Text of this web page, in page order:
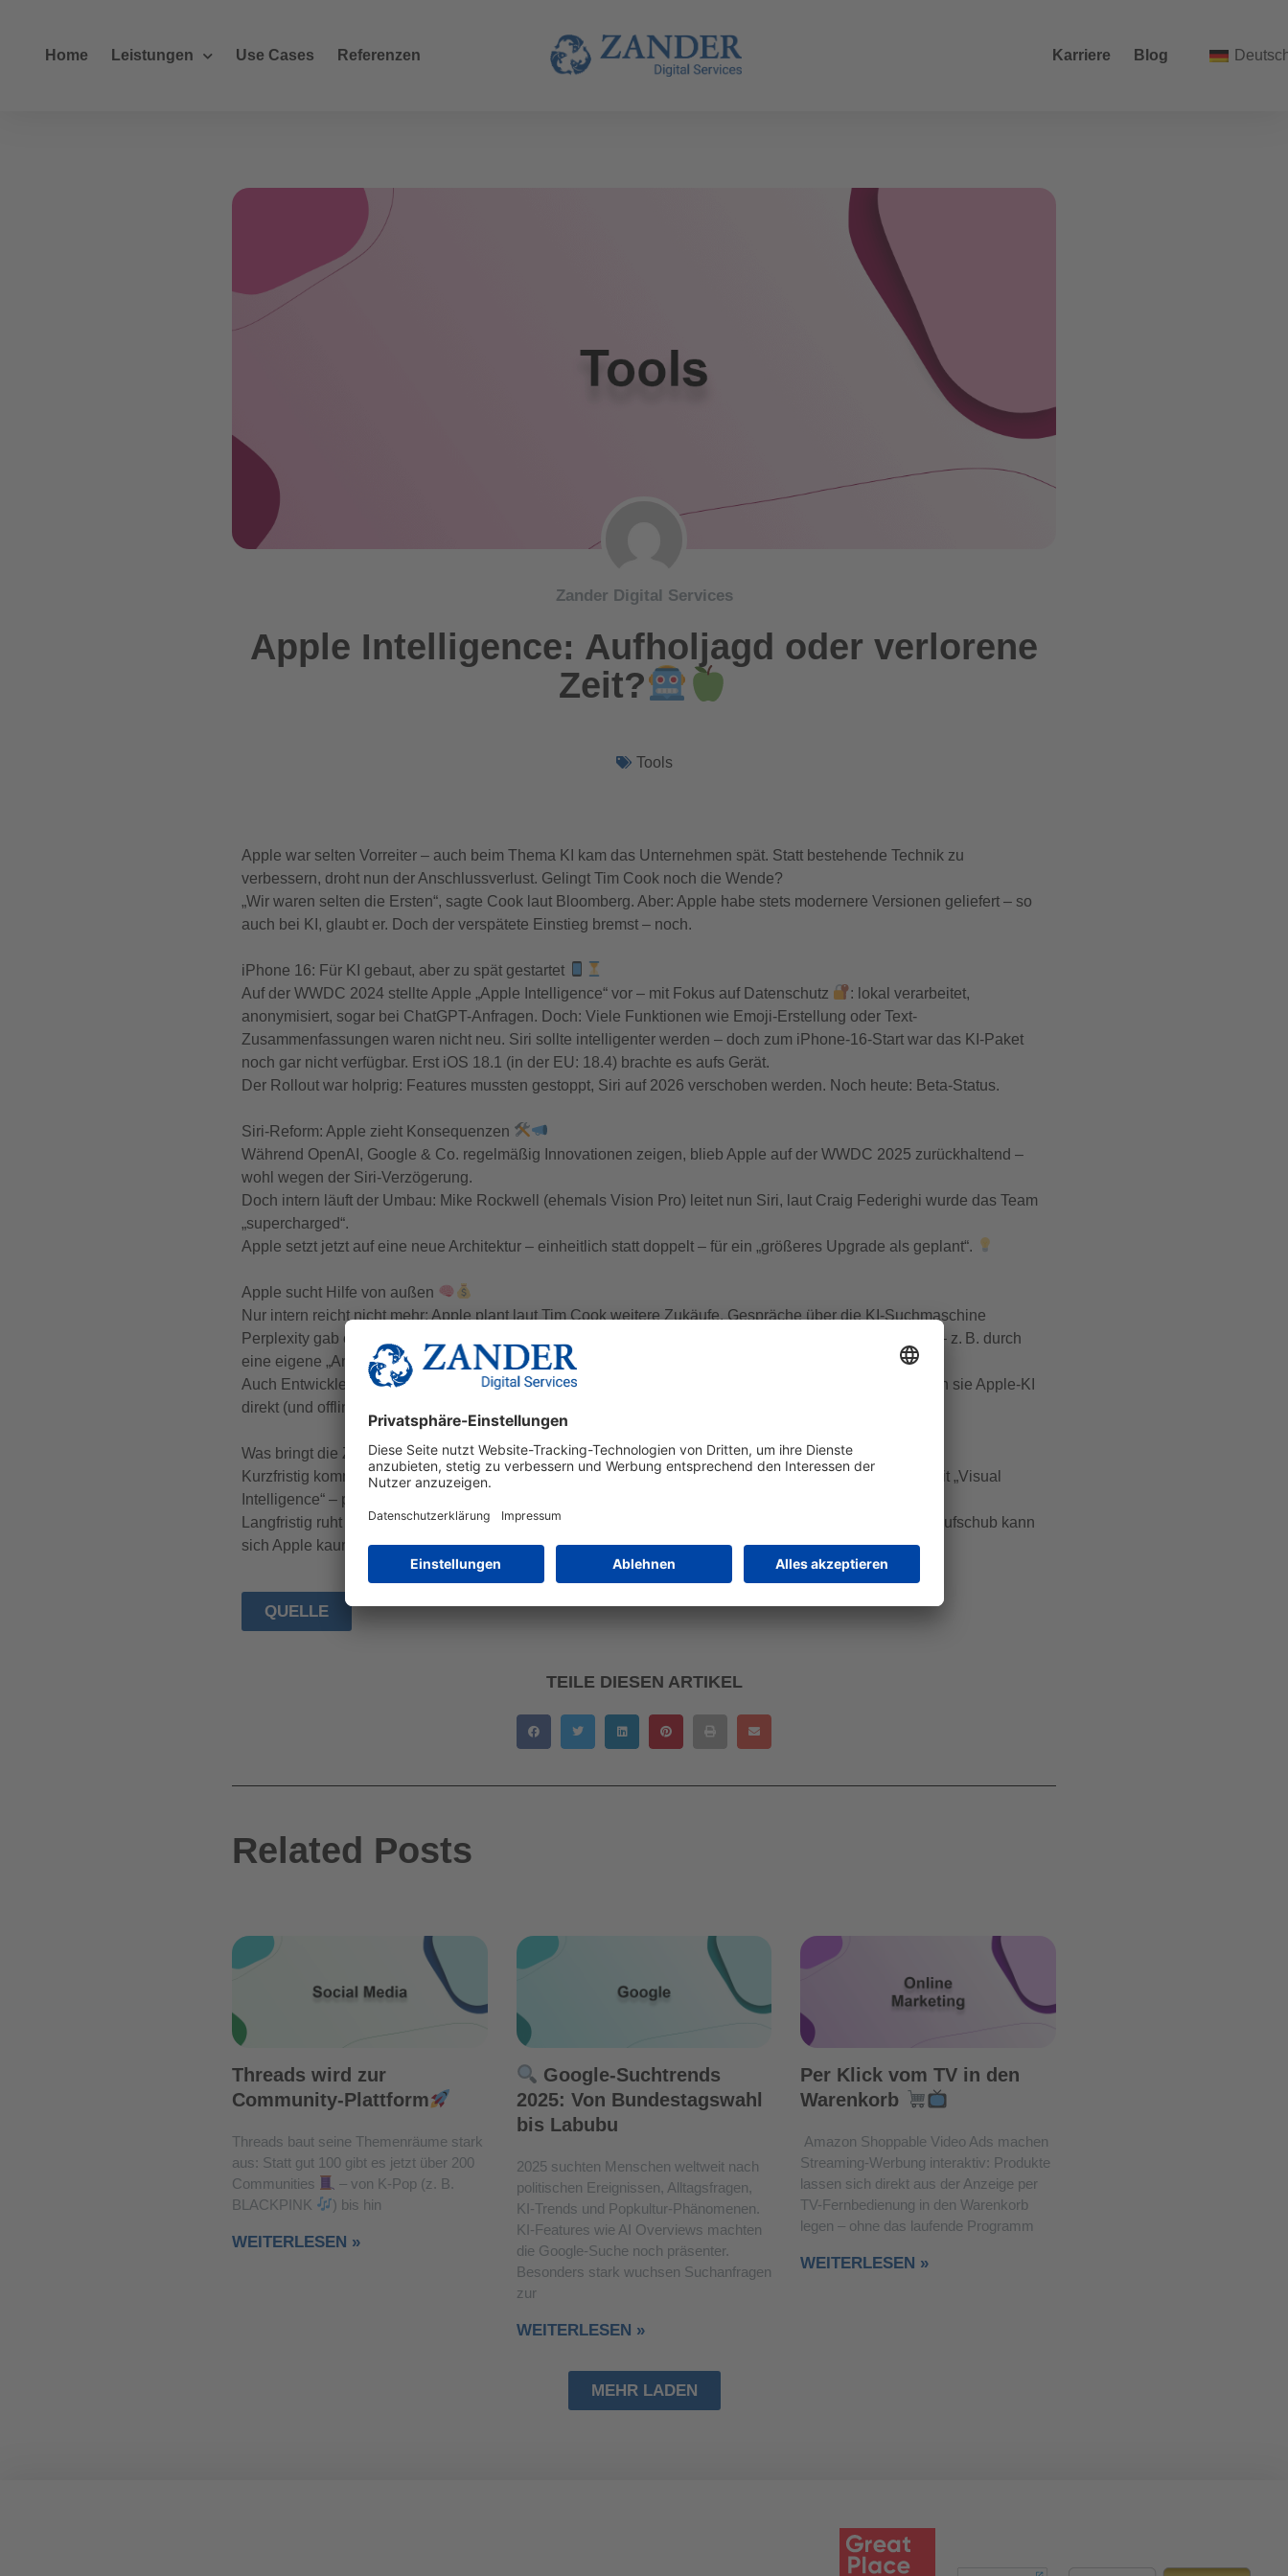
Home Leistungen Use Cases Referenzen Karriere Blog
Zander Digital Services
Apple Intelligence: Aufholjagd oder verlorene
Zeit?
Tools
Apple war selten Vorreiter – auch beim Thema KI kam das Unternehmen spät. Statt bestehende Technik zu
verbessern, droht nun der Anschlussverlust. Gelingt Tim Cook noch die Wende?
„Wir waren selten die Ersten“, sagte Cook laut Bloomberg. Aber: Apple habe stets modernere Versionen geliefert – so
auch bei KI, glaubt er. Doch der verspätete Einstieg bremst – noch.
iPhone 16: Für KI gebaut, aber zu spät gestartet
Auf der WWDC 2024 stellte Apple „Apple Intelligence“ vor – mit Fokus auf Datenschutz
: lokal verarbeitet,
anonymisiert, sogar bei ChatGPT-Anfragen. Doch: Viele Funktionen wie Emoji-Erstellung oder Text-
Zusammenfassungen waren nicht neu. Siri sollte intelligenter werden – doch zum iPhone-16-Start war das KI-Paket
noch gar nicht verfügbar. Erst iOS 18.1 (in der EU: 18.4) brachte es aufs Gerät.
Der Rollout war holprig: Features mussten gestoppt, Siri auf 2026 verschoben werden. Noch heute: Beta-Status.
Siri-Reform: Apple zieht Konsequenzen
Während OpenAI, Google & Co. regelmäßig Innovationen zeigen, blieb Apple auf der WWDC 2025 zurückhaltend –
wohl wegen der Siri-Verzögerung.
Doch intern läuft der Umbau: Mike Rockwell (ehemals Vision Pro) leitet nun Siri, laut Craig Federighi wurde das Team
„supercharged“.
Apple setzt jetzt auf eine neue Architektur – einheitlich statt doppelt – für ein „größeres Upgrade als geplant“.
Apple sucht Hilfe von außen
Nur intern reicht nicht mehr: Apple plant laut Tim Cook weitere Zukäufe. Gespräche über die KI-Suchmaschine
Perplexity gab es bereits im Juni 2025. Ziel: Weniger Abhängigkeit von OpenAI, mehr eigene Kontrolle – z. B. durch
eine eigene „Answer Engine“.
Auch Entwickler bekommen mehr Möglichkeiten: Mit dem neuen „Foundation Model Framework“ können sie Apple-KI
direkt (und offline) in ihre Apps einbauen. Ob das reicht, um Nutzer zu überzeugen? Fraglich.
Was bringt die Zukunft?
Kurzfristig kommen kleinere Features: Live-Übersetzungen in Facetime
und Bildschirm-Scan mit „Visual
Intelligence“ – praktisch, aber nichts Neues.
Langfristig ruht die Hoffnung auf Siri 2026. Nach Rückschlägen soll sie endlich liefern. Einen weiteren Aufschub kann
sich Apple kaum leisten. Vielleicht behält Tim Cook ja recht: Später dran – aber besser.
QUELLE
TEILE DIESEN ARTIKEL
Related Posts
Threads wird zur
Community-Plattform
Threads baut seine Themenräume stark
aus: Statt gut 100 gibt es jetzt über 200
Communities
– von K-Pop (z. B.
BLACKPINK
) bis hin
WEITERLESEN »
Google-Suchtrends
2025: Von Bundestagswahl
bis Labubu
2025 suchten Menschen weltweit nach
politischen Ereignissen, Alltagsfragen,
KI-Trends und Popkultur-Phänomenen.
KI-Features wie AI Overviews machten
die Google-Suche noch präsenter.
Besonders stark wuchsen Suchanfragen
zur
WEITERLESEN »
Per Klick vom TV in den
Warenkorb
Amazon Shoppable Video Ads machen
Streaming-Werbung interaktiv: Produkte
lassen sich direkt aus der Anzeige per
TV-Fernbedienung in den Warenkorb
legen – ohne das laufende Programm
WEITERLESEN »
MEHR LADEN